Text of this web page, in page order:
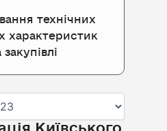
технічних
характеристик